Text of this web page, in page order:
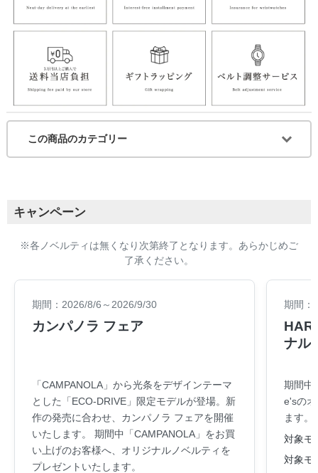
この商品のカテゴリー
キャンペーン
※各ノベルティは無くなり次第終了となります。あらかじめご
了承ください。
期間：2026/8/6～2026/9/30
カンパノラ フェア
「CAMPANOLA」から光条をデザインテーマ
とした「ECO-DRIVE」限定モデルが登場。新
作の発売に合わせ、カンパノラ フェアを開催
いたします。 期間中「CAMPANOLA」をお買
い上げのお客様へ、オリジナルノベルティを
プレゼントいたします。
期間：
ナル
期間中
e'sの
ます。
対象モ
対象モ